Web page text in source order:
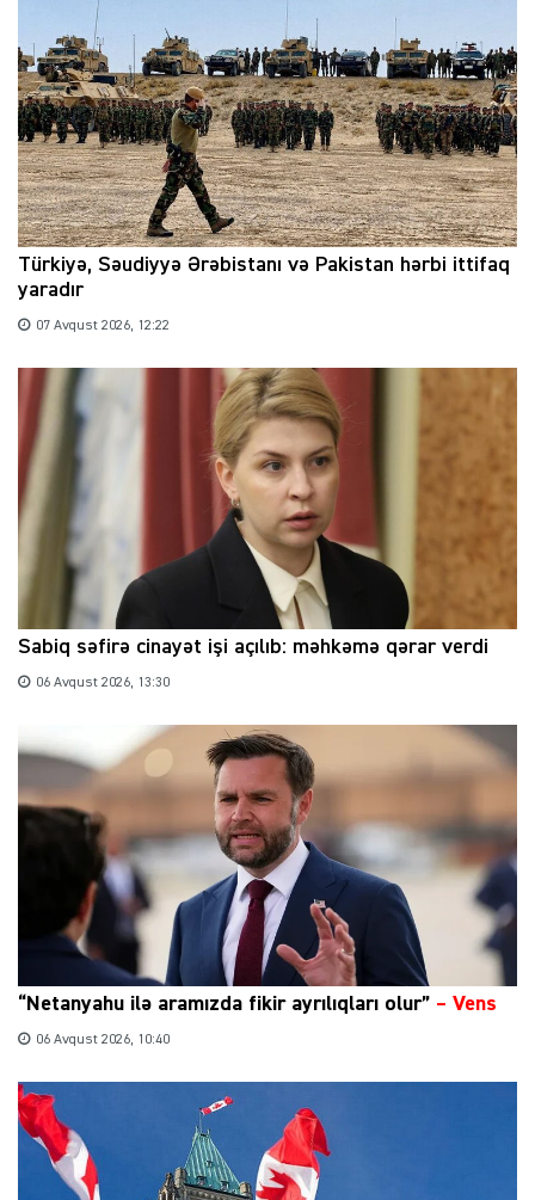
Türkiyə, Səudiyyə Ərəbistanı və Pakistan hərbi ittifaq
yaradır
07 Avqust 2026, 12:22
Sabiq səfirə cinayət işi açılıb: məhkəmə qərar verdi
06 Avqust 2026, 13:30
“Netanyahu ilə aramızda fikir ayrılıqları olur” – Vens
06 Avqust 2026, 10:40